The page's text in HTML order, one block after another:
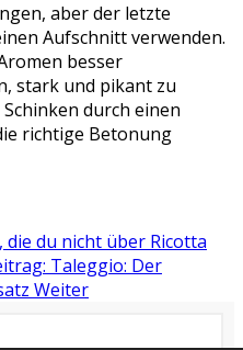
aber der letzte
Aufschnitt verwenden.
besser
stark und pikant zu
durch einen
richtige Betonung
du nicht über Ricotta
Taleggio: Der
Weiter